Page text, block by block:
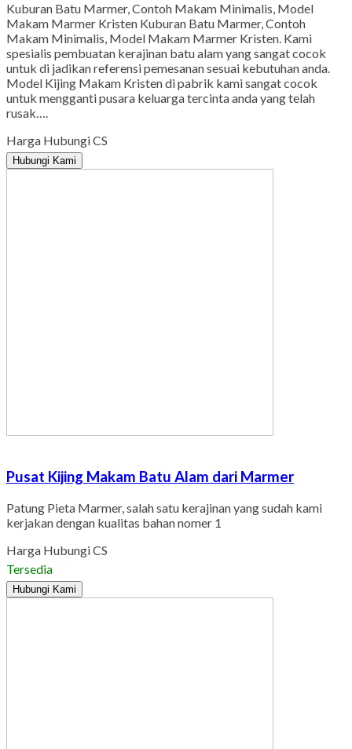
Kuburan Batu Marmer, Contoh Makam Minimalis, Model
Makam Marmer Kristen Kuburan Batu Marmer, Contoh
Makam Minimalis, Model Makam Marmer Kristen. Kami
spesialis pembuatan kerajinan batu alam yang sangat cocok
untuk di jadikan referensi pemesanan sesuai kebutuhan anda.
Model Kijing Makam Kristen di pabrik kami sangat cocok
untuk mengganti pusara keluarga tercinta anda yang telah
rusak….
Harga Hubungi CS
Hubungi Kami
Pusat Kijing Makam Batu Alam dari Marmer
Patung Pieta Marmer, salah satu kerajinan yang sudah kami
kerjakan dengan kualitas bahan nomer 1
Harga Hubungi CS
Tersedia
Hubungi Kami